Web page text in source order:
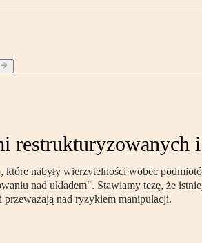
restrukturyzowanych i
które nabyły wierzytelności wobec
nad układem". Stawiamy tezę, że
nad ryzykiem manipulacji.